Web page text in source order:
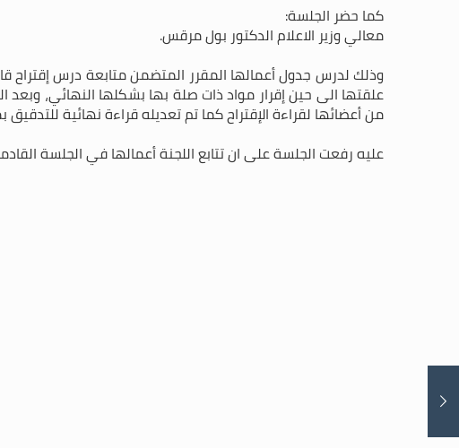
كما حضر الجلسة:
معالي وزير الاعلام الدكتور بول مرقس.
وذلك لدرس جدول أعمالها المقرر المتضمن متابعة درس إقتراح
علقتها الى حين إقرار مواد ذات صلة بها بشكلها النهائي، وبعد
من أعضائها لقراءة الإقتراح كما تم تعديله قراءة نهائية للتدقيق
عليه رفعت الجلسة على ان تتابع اللجنة أعمالها في الجلسة